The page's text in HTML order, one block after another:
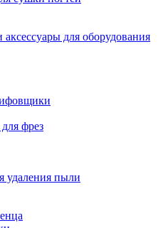
для оборудования
фрез
удаления пыли